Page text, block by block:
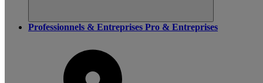
Professionnels & Entreprises Pro & Entreprises